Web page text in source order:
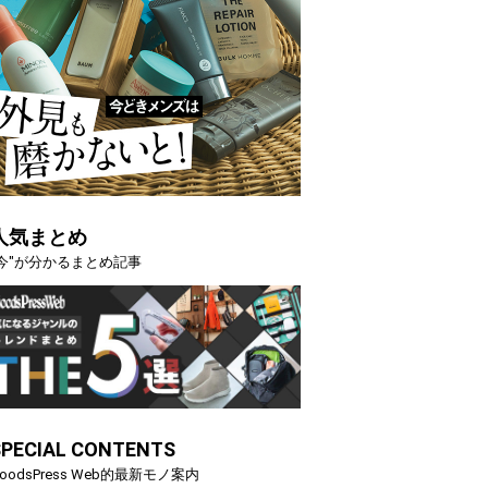
気まとめ
"が分かるまとめ記事
CONTENTS
Web的最新モノ案内